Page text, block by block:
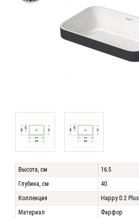
Высота, см
16.5
Глубина, см
40
Коллекция
Happy D.2 Plus
Материал
Фарфор